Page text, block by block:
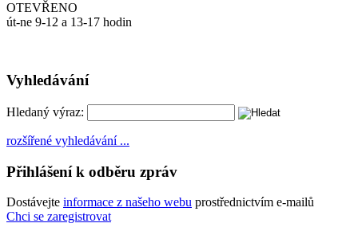
OTEVŘENO
út-ne 9-12 a 13-17 hodin
Vyhledávání
Hledaný výraz:
rozšířené vyhledávání ...
Přihlášení k odběru zpráv
Dostávejte informace z našeho webu prostřednictvím e-mailů
Chci se zaregistrovat